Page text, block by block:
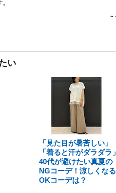
い
「見た目が暑苦しい」
「着ると汗がダラダラ」
40代が避けたい真夏の
NGコーデ！涼しくなる
OKコーデは？